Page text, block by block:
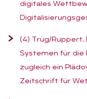
digitales
(4) Trüg/Ruppert,
Systemen für die
zugleich ein
Zeitschrift für